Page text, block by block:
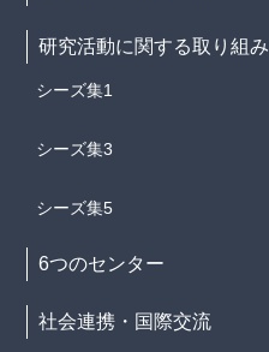
研究活動に関する取り組み
シーズ集1
シーズ集3
シーズ集5
6つのセンター
社会連携・国際交流